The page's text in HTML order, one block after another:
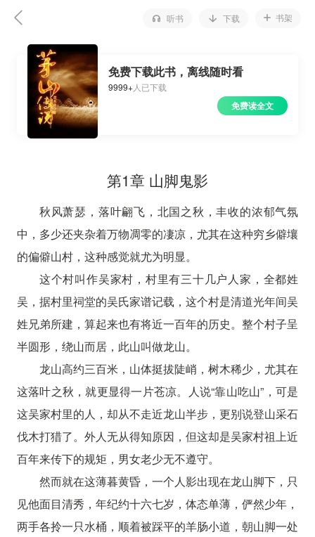
听书 下载 书架
免费下载此书，离线随时看
9999+人已下载
免费读全文
第1章 山脚鬼影
秋风萧瑟，落叶翩飞，北国之秋，丰收的浓郁气氛
中，多少还夹杂着万物凋零的凄凉，尤其在这种穷乡僻壤
的偏僻山村，这种感觉就尤为明显。
这个村叫作吴家村，村里有三十几户人家，全都姓
吴，据村里祠堂的吴氏家谱记载，这个村是清道光年间吴
姓兄弟所建，算起来也有将近一百年的历史。整个村子呈
半圆形，绕山而居，此山叫做龙山。
龙山高约三百米，山体挺拔陡峭，树木稀少，尤其在
这落叶之秋，就更显得一片苍凉。人说“靠山吃山”，可是
这吴家村里的人，却从不走近龙山半步，更别说登山采石
伐木打猎了。外人无从得知原因，但这却是吴家村祖上近
百年来传下的规矩，男女老少无不遵守。
然而就在这薄暮黄昏，一个人影出现在龙山脚下，只
见他面目清秀，年纪约十六七岁，体态单薄，俨然少年，
两手各拎一只水桶，顺着被踩平的羊肠小道，朝山脚一处